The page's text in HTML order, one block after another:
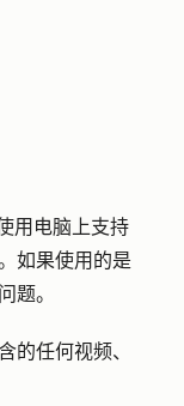
用电脑上支持
如果使用的是
题。
的任何视频、